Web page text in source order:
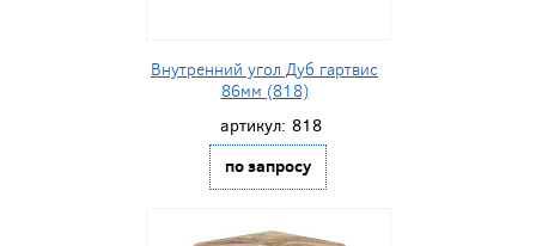
Внутренний угол Дуб гартвис
86мм (818)
артикул: 818
по запросу